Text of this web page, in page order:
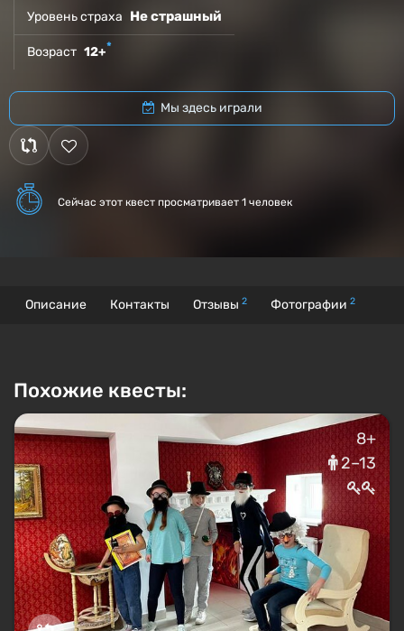
Уровень страха Не страшный
Возраст 12+*
Мы здесь играли
Сейчас этот квест просматривает 1 человек
Описание Контакты Отзывы 2 Фотографии 2
Похожие квесты:
8+
2–13